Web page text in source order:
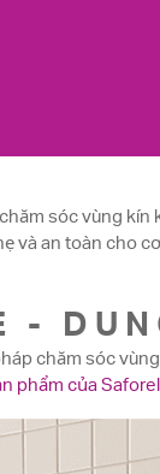
chăm sóc vùng
và an toàn cho
-
chăm sóc
phẩm của